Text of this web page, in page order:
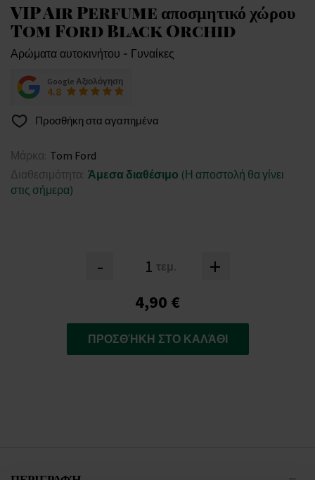
VIP Air Perfume αποσμητικό χώρου
Tom Ford Black Orchid
Αρώματα αυτοκινήτου - Γυναίκες
Google Αξιολόγηση
4.8
Προσθήκη στα αγαπημένα
Μάρκα: Tom Ford
Διαθεσιμότητα: Άμεσα διαθέσιμο (Η αποστολή θα γίνει
στις σήμερα)
- τεμ. +
4,90 €
ΠΡΟΣΘΉΚΗ ΣΤΟ ΚΑΛΆΘΙ